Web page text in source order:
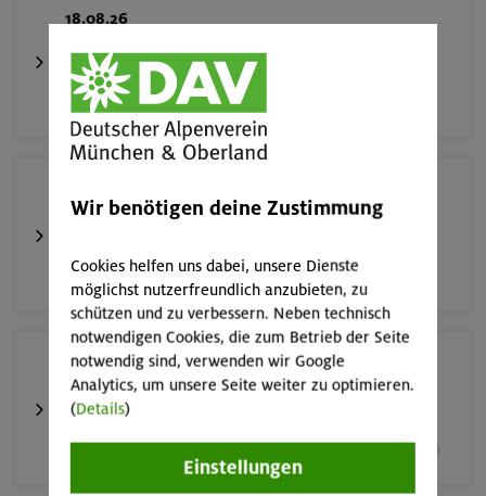
18.08.26
München
Durchquerung der Monzoni- und der Latemargruppe
Dolomiten
05.09.26
Fahrtechnik II - Advanced
München und Umgebung (inkl. bayer. Voralpenraum)
Wir benötigen deine Zustimmung
Cookies helfen uns dabei, unsere Dienste
möglichst nutzerfreundlich anzubieten, zu
schützen und zu verbessern. Neben technisch
notwendigen Cookies, die zum Betrieb der Seite
notwendig sind, verwenden wir Google
Analytics, um unsere Seite weiter zu optimieren.
(Details)
Einstellungen